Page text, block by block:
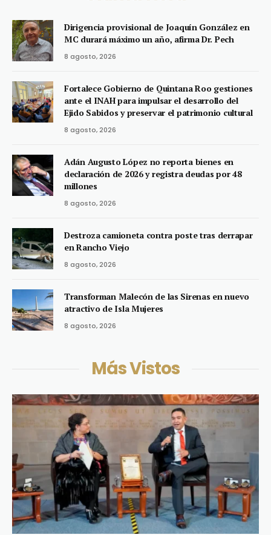
Dirigencia provisional de Joaquín González en
MC durará máximo un año, afirma Dr. Pech
8 agosto, 2026
Fortalece Gobierno de Quintana Roo gestiones
ante el INAH para impulsar el desarrollo del
Ejido Sabidos y preservar el patrimonio cultural
8 agosto, 2026
Adán Augusto López no reporta bienes en
declaración de 2026 y registra deudas por 48
millones
8 agosto, 2026
Destroza camioneta contra poste tras derrapar
en Rancho Viejo
8 agosto, 2026
Transforman Malecón de las Sirenas en nuevo
atractivo de Isla Mujeres
8 agosto, 2026
Más Vistos